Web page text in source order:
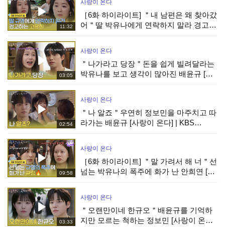
11:32
사랑이 온다
［6화 하이라이트] ＂내 남편은 왜 찾아갔
어＂딸 박유나에게 연락하지 말라 경고하
03:05
사랑이 온다
＂나가라고 당장＂돈을 쉽게 빌려달라는
박유나를 보고 생각이 많아진 배윤규 [사
02:54
사랑이 온다
＂나 알죠＂우연히 정보민을 마주치고 따
라가는 배윤규 [사랑이 온다] | KBS
09:58
사랑이 온다
［6화 하이라이트] ＂말 가려서 해 너＂선
넘는 박유나의 폭주에 화가 난 안희연 [사
03:33
사랑이 온다
＂오랜만이네 한규오＂배윤규를 기억하
지만 모르는 척하는 정보민 [사랑이 온다]